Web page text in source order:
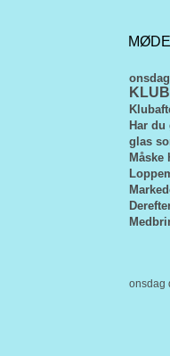
Har
glas
onsdag